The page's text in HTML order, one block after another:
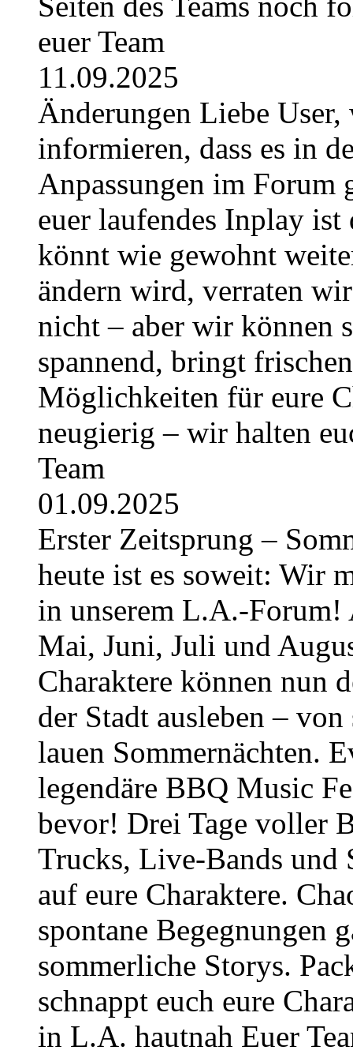
euer Team
11.09.2025
Änderungen Liebe
informieren, dass es in
Anpassungen im Forum
euer laufendes Inplay
könnt wie gewohnt
ändern wird, verraten
nicht – aber wir können
spannend, bringt
Möglichkeiten für eure
neugierig – wir halten
Team
01.09.2025
Erster Zeitsprung –
heute ist es soweit: Wir
in unserem L.A.-
Mai, Juni, Juli und
Charaktere können nun
der Stadt ausleben –
lauen Sommernächten.
legendäre BBQ Music
bevor! Drei Tage voller
Trucks, Live-Bands und
auf eure Charaktere.
spontane Begegnungen
sommerliche Storys.
schnappt euch eure
in L.A. hautnah Euer